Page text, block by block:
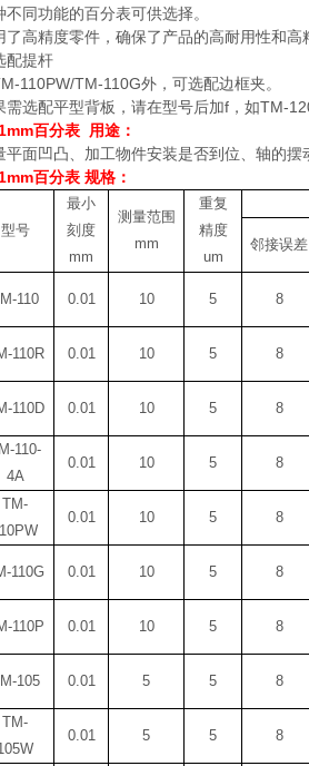
不同功能的百分表可供选择。
了高精度零件，确保了产品的高耐用性和高
配提杆
110PW/TM-110G外，可选配边框夹。
需选配平型背板，请在型号后加f ，如TM-
百分表 用途：
平面凹凸、加工物件安装是否到位、轴的摆
百分表 规格：
型号
最小
刻度
mm
测量范围
mm
重复
精度
um
邻接误差
110 0.01 10 5 8
110R 0.01 10 5 8
110D 0.01 10 5 8
110-
4A
0.01 10 5 8
TM-
0.01 10 5 8
110G 0.01 10 5 8
110P 0.01 10 5 8
105 0.01 5 5 8
TM-
0.01 5 5 8